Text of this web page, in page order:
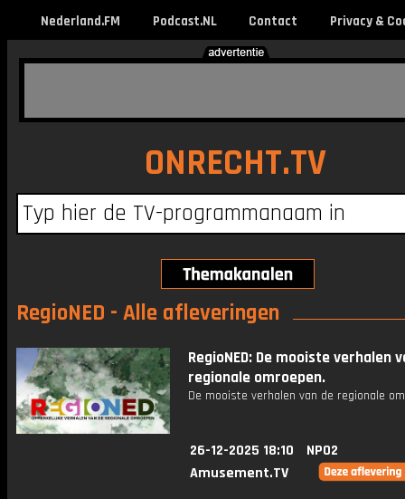
Nederland.FM Podcast.NL Contact Privacy &
ONRECHT.TV
RegioNED - Alle afleveringen
RegioNED: De mooiste verhalen
regionale omroepen.
De mooiste verhalen van de regionale
26-12-2025 18:10
NPO2
Amusement.TV